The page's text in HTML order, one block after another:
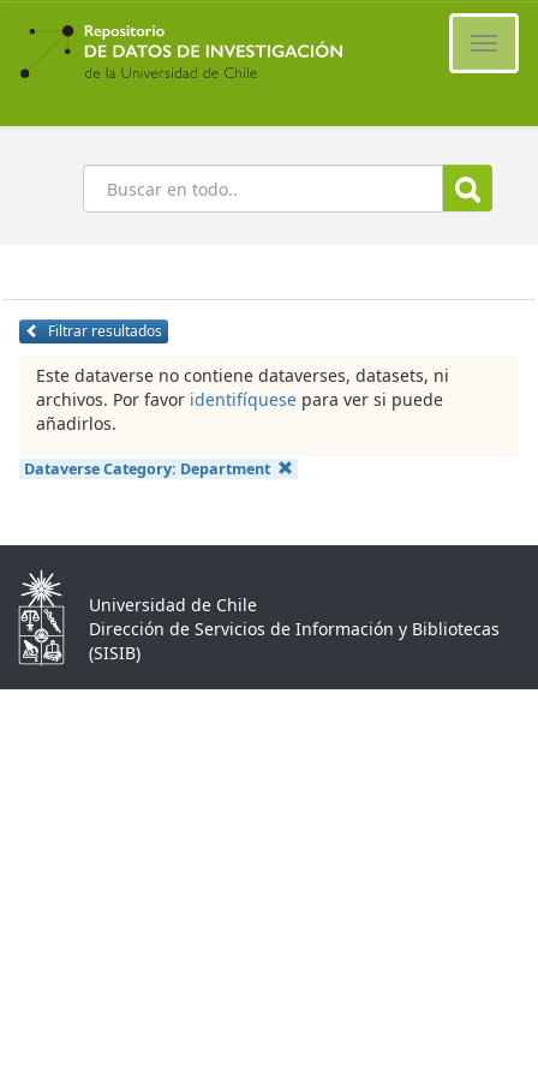
Ir
contenido
principal
Buscar
Filtrar resultados
Este dataverse no contiene dataverses, datasets, ni
archivos. Por favor identifíquese para ver si puede
añadirlos.
Dataverse Category: Department
Universidad de Chile
Dirección de Servicios de Información y Bibliotecas
(SISIB)